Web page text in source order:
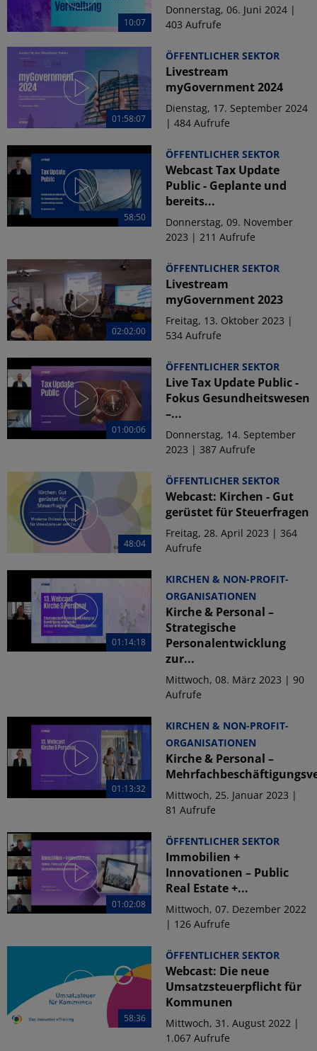
10:07
Donnerstag, 06. Juni 2024 |
403 Aufrufe
01:58:07
ÖFFENTLICHER SEKTOR
Livestream
myGovernment 2024
Dienstag, 17. September 2024
| 484 Aufrufe
58:50
ÖFFENTLICHER SEKTOR
Webcast Tax Update
Public - Geplante und
bereits...
Donnerstag, 09. November
2023 | 211 Aufrufe
02:02:00
ÖFFENTLICHER SEKTOR
Livestream
myGovernment 2023
Freitag, 13. Oktober 2023 |
534 Aufrufe
01:00:06
ÖFFENTLICHER SEKTOR
Live Tax Update Public -
Fokus Gesundheitswesen
–...
Donnerstag, 14. September
2023 | 387 Aufrufe
48:04
ÖFFENTLICHER SEKTOR
Webcast: Kirchen - Gut
gerüstet für Steuerfragen
Freitag, 28. April 2023 | 364
Aufrufe
01:14:18
KIRCHEN & NON-PROFIT-
ORGANISATIONEN
Kirche & Personal –
Strategische
Personalentwicklung
zur...
Mittwoch, 08. März 2023 | 90
Aufrufe
01:13:32
KIRCHEN & NON-PROFIT-
ORGANISATIONEN
Kirche & Personal –
Mittwoch, 25. Januar 2023 |
81 Aufrufe
01:02:08
ÖFFENTLICHER SEKTOR
Immobilien +
Innovationen – Public
Real Estate +...
Mittwoch, 07. Dezember 2022
| 126 Aufrufe
58:36
ÖFFENTLICHER SEKTOR
Webcast: Die neue
Umsatzsteuerpflicht für
Kommunen
Mittwoch, 31. August 2022 |
1.067 Aufrufe